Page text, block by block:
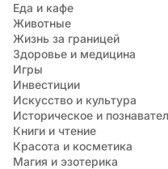
Еда и кафе
Животные
Жизнь за границей
Здоровье и медицина
Игры
Инвестиции
Искусство и культура
Историческое и
Книги и чтение
Красота и косметика
Магия и эзотерика